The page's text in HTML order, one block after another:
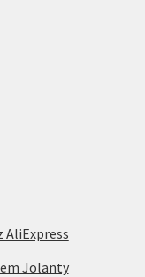
AliExpress
Jolanty